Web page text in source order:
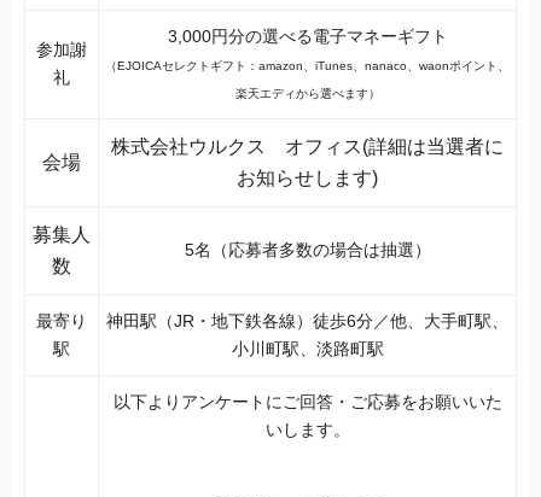
参加謝
礼
3,000円分の選べる電子マネーギフト
（EJOICAセレクトギフト：amazon、iTunes、nanaco、waonポイント、
楽天エディから選べます）
会場
株式会社ウルクス オフィス(詳細は当選者に
お知らせします)
募集人
数
5名（応募者多数の場合は抽選）
最寄り
駅
神田駅（JR・地下鉄各線）徒歩6分／他、大手町駅、
小川町駅、淡路町駅
以下よりアンケートにご回答・ご応募をお願いいた
いします。